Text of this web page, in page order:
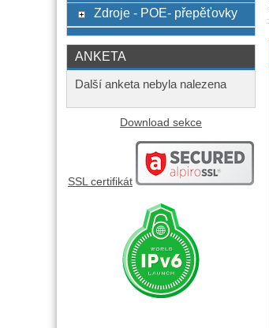
Zdroje - POE- přepěťovky
ANKETA
Další anketa nebyla nalezena
Download sekce
SSL certifikát